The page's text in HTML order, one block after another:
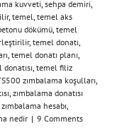
kuvveti, sehpa demiri,
, temel, temel aks
dökümü, temel
, temel donatı,
, temel donatı planı,
, temel filiz
zımbalama koşulları,
, zımbalama donatısı
zımbalama hesabı,
nedir | 9 Comments